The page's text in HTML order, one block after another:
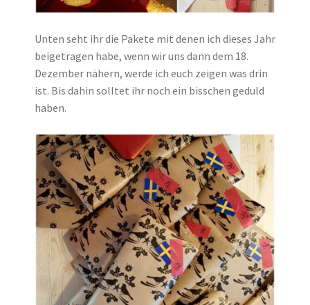
Unten seht ihr die Pakete mit denen ich dieses Jahr
beigetragen habe, wenn wir uns dann dem 18.
Dezember nähern, werde ich euch zeigen was drin
ist. Bis dahin solltet ihr noch ein bisschen geduld
haben.